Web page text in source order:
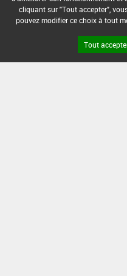
-
DATE DE RETRAIT DE
cliquant sur "Tout accepter",
pouvez modifier ce choix à tout
Tout